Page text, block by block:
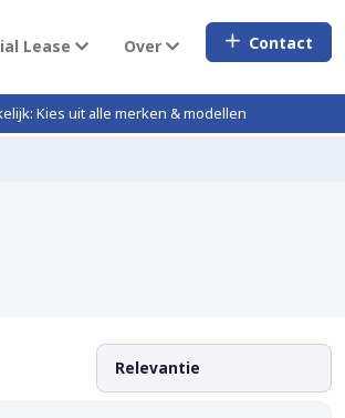
Lease Over Contact
Kies uit alle merken & modellen